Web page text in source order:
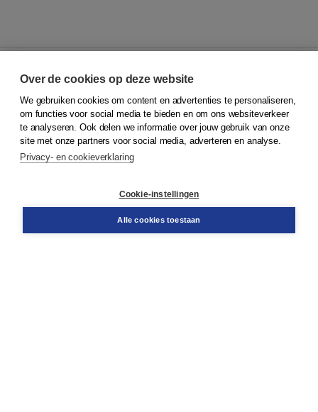
© 2026Koninklijke Boom uitgevers
Klantenservice
Service & informatie
Contact
Over de cookies op deze website
We gebruiken cookies om content en advertenties te personaliseren,
om functies voor social media te bieden en om ons websiteverkeer
te analyseren. Ook delen we informatie over jouw gebruik van onze
site met onze partners voor social media, adverteren en analyse.
Privacy- en cookieverklaring
Cookie-instellingen
Alle cookies toestaan